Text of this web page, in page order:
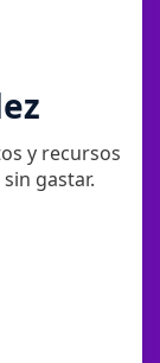
y recursos
gastar.